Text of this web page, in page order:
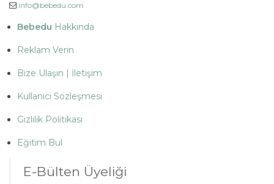
info@bebedu.com
Bebedu Hakkında
Reklam Verin
Bize Ulaşın | İletişim
Kullanıcı Sözleşmesi
Gizlilik Politikası
Eğitim Bul
E-Bülten Üyeliği